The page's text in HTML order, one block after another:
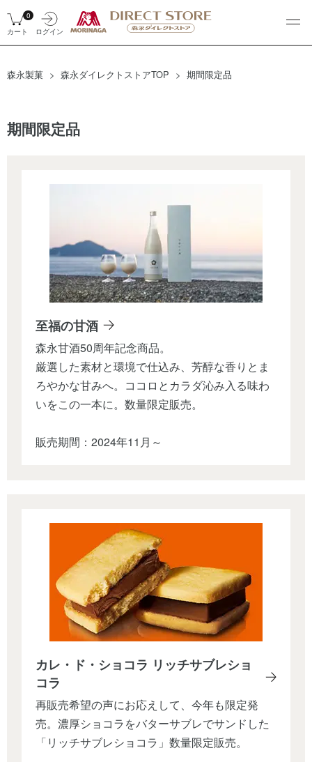
ログイン
0
カート
森永製菓 森永ダイレクトストアTOP 期間限定品
期間限定品
至福の甘酒
森永甘酒50周年記念商品。
厳選した素材と環境で仕込み、芳醇な香りとま
ろやかな甘みへ。ココロとカラダ沁み入る味わ
いをこの一本に。数量限定販売。
販売期間：2024年11月～
カレ・ド・ショコラ リッチサブレショ
コラ
再販売希望の声にお応えして、今年も限定発
売。濃厚ショコラをバターサブレでサンドした
「リッチサブレショコラ」数量限定販売。